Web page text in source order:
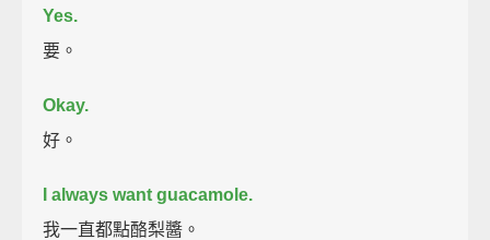
Yes.
要。
Okay.
好。
I always want guacamole.
我一直都點酪梨醬。